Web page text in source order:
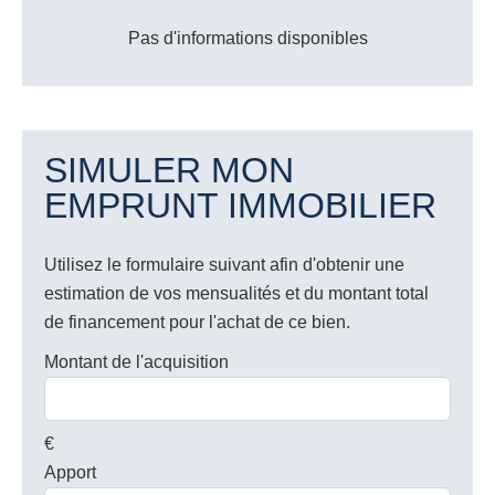
Pas d'informations disponibles
SIMULER MON
EMPRUNT IMMOBILIER
Utilisez le formulaire suivant afin d'obtenir une
estimation de vos mensualités et du montant total
de financement pour l'achat de ce bien.
Montant de l'acquisition
€
Apport